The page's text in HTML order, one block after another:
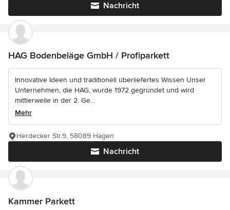
Nachricht
HAG Bodenbeläge GmbH / Profiparkett
Innovative Ideen und traditionell überliefertes Wissen Unser
Unternehmen, die HAG, wurde 1972 gegründet und wird
mittlerweile in der 2. Ge...
Mehr
Nachricht
Herdecker Str.9, 58089 Hagen
Kammer Parkett